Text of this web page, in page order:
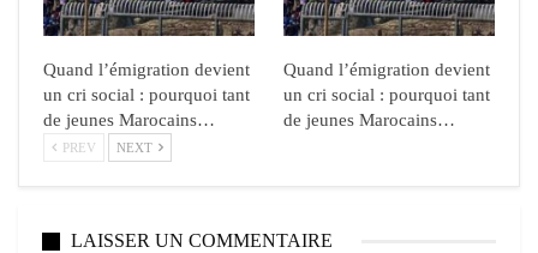
Quand l’émigration devient
un cri social : pourquoi tant
de jeunes Marocains…
Quand l’émigration devient
un cri social : pourquoi tant
de jeunes Marocains…
PREV NEXT
LAISSER UN COMMENTAIRE